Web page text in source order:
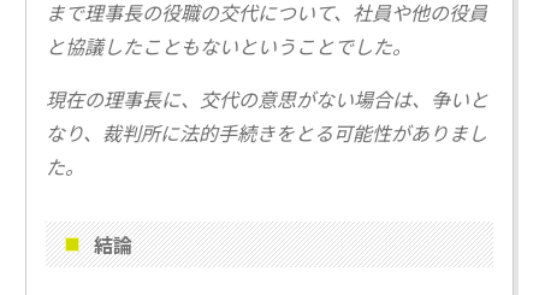
まで理事長の役職の交代について、社員や他の役員
と協議したこともないということでした。
現在の理事長に、交代の意思がない場合は、争いと
なり、裁判所に法的手続きをとる可能性がありまし
た。
結論